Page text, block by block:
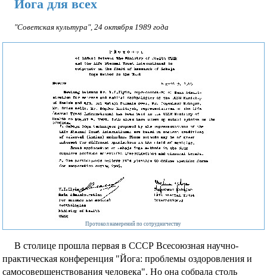
цитаты
Вопросы
и
выступления
Матаджи
Признания
поздравления
Воспоминания
Фотографии
Йога для всех
"Советская культура", 24 октября 1989 года
Протокол намерений по сотрудничеству
В столице прошла первая в СССР Всесоюзная научно-
практическая конференция "Йога: проблемы оздоровления и
самосовершенствования человека". Но она собрала столь